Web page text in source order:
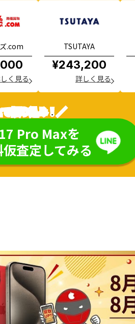
.com
く見る
TSUTAYA
¥243,200
詳しく見る
振り込み！／
Pro Maxを
査定してみる